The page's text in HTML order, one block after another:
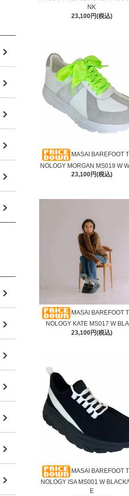
NK
23,100円(税込)
MASAI BAREFOOT
NOLOGY MORGAN MS019 W
23,100円(税込)
MASAI BAREFOOT
NOLOGY KATE MS017 W
23,100円(税込)
MASAI BAREFOOT
NOLOGY ISA MS001 W
E